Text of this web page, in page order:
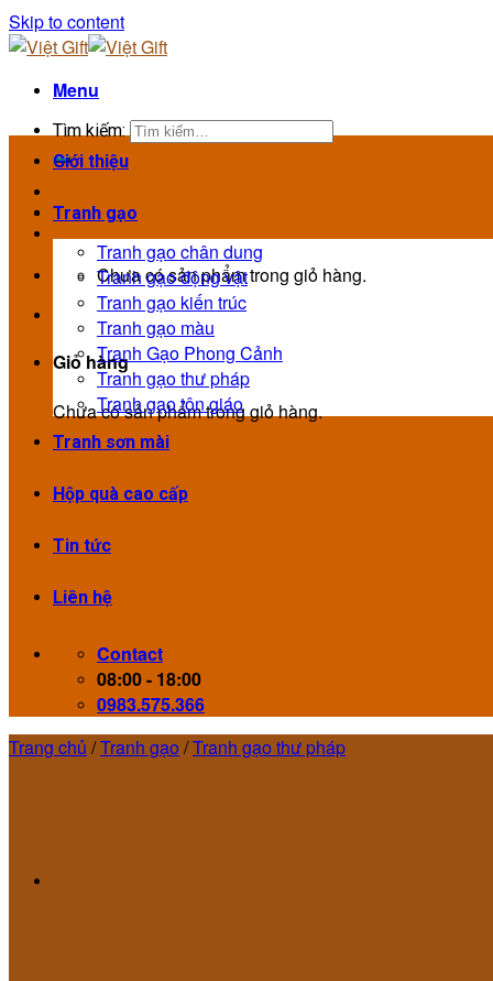
Skip to content
Menu
Tìm kiếm:
Chưa có sản phẩm trong giỏ hàng.
Giỏ hàng
Chưa có sản phẩm trong giỏ hàng.
Giới thiệu
Tranh gạo
Tranh gạo chân dung
Tranh gạo động vật
Tranh gạo kiến trúc
Tranh gạo màu
Tranh Gạo Phong Cảnh
Tranh gạo thư pháp
Tranh gạo tôn giáo
Tranh sơn mài
Hộp quà cao cấp
Tin tức
Liên hệ
Contact
08:00 - 18:00
0983.575.366
Trang chủ /Tranh gạo/Tranh gạo thư pháp